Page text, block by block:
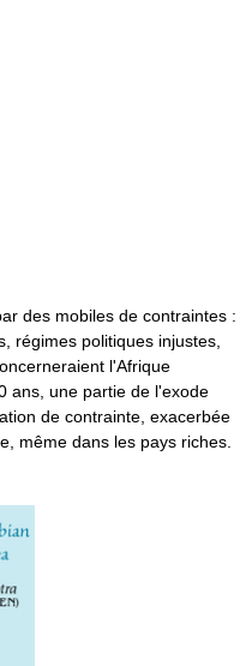
des mobiles de contraintes :
régimes politiques injustes,
l'Afrique
ans, une partie de l'exode
de contrainte, exacerbée
même dans les pays riches.